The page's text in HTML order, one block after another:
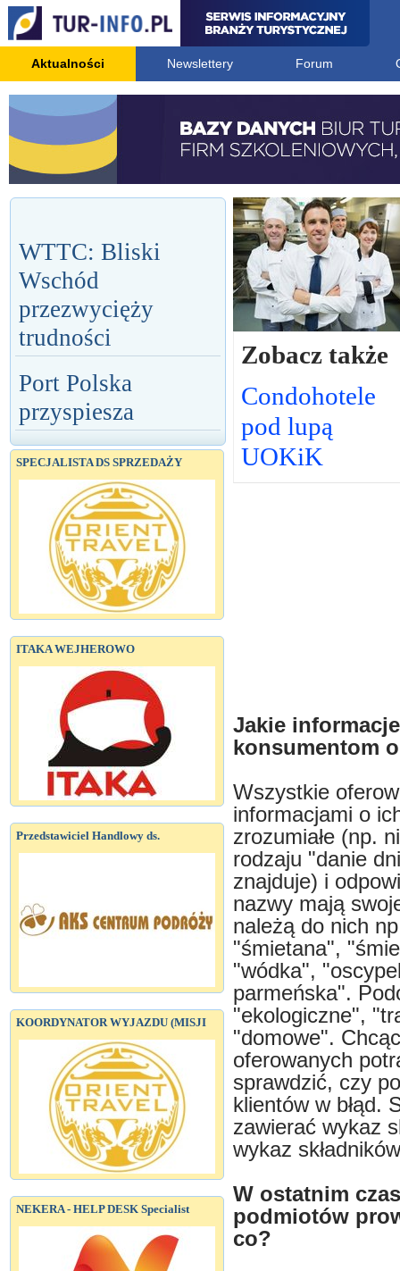
Aktualności Newslettery Forum
WTTC: Bliski
Wschód
przezwycięży
trudności
Port Polska
przyspiesza
SPECJALISTA DS SPRZEDAŻY
ITAKA WEJHEROWO
Przedstawiciel Handlowy ds.
KOORDYNATOR WYJAZDU (MISJI
NEKERA - HELP DESK Specialist
Zobacz także
Condohotele
pod lupą
UOKiK
Jakie
konsumentom
Wszystkie
informacjami o
zrozumiałe (np.
rodzaju "danie
znajduje) i
nazwy mają
należą do nich
"śmietana",
"wódka",
parmeńska".
"ekologiczne",
"domowe".
oferowanych
sprawdzić, czy
klientów w błąd.
zawierać wykaz
wykaz
W ostatnim
podmiotów
co?